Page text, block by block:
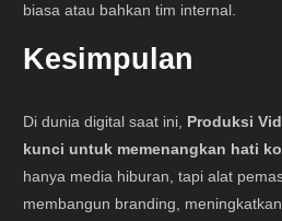
biasa atau bahkan tim internal.
Kesimpulan
Di dunia digital saat ini, Produksi
kunci untuk memenangkan hati
hanya media hiburan, tapi alat
membangun branding,